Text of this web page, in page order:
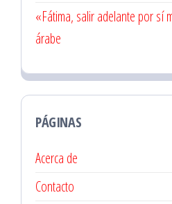
«Fátima, salir adelante por sí
árabe
PÁGINAS
Acerca de
Contacto